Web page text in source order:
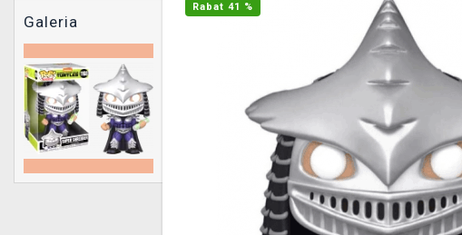
Galeria
Rabat 41 %